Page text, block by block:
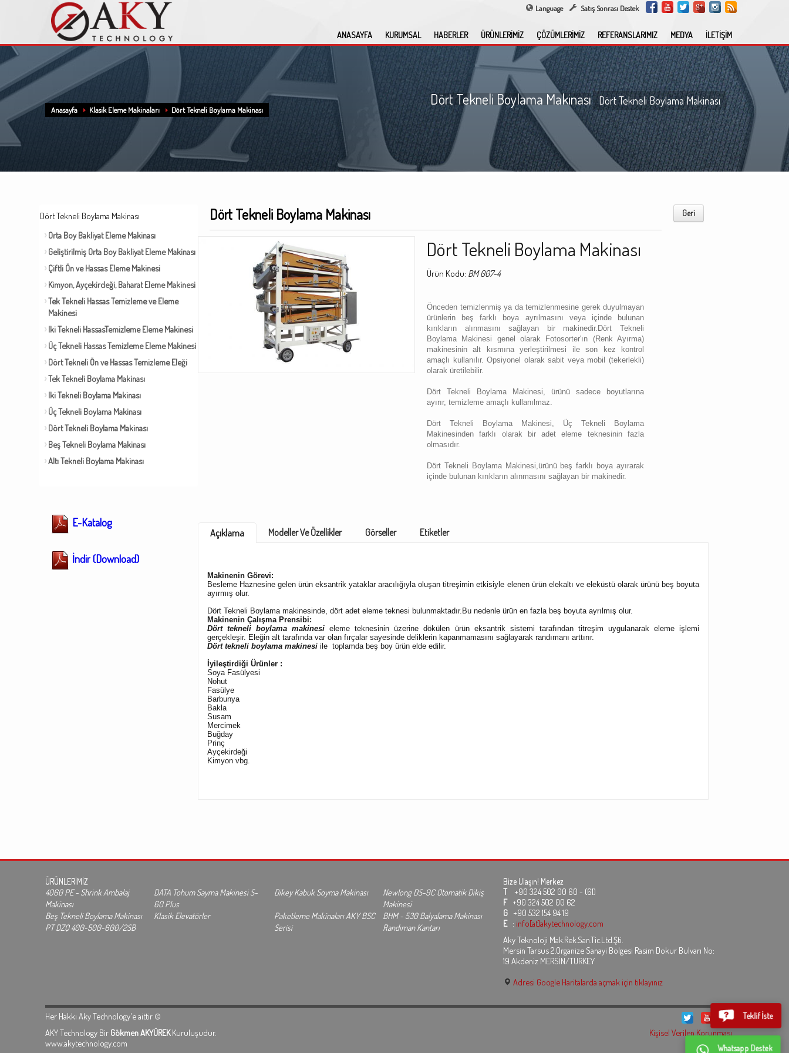
Language Satış Sonrası Destek
ANASAYFA KURUMSAL HABERLER ÜRÜNLERİMİZ ÇÖZÜMLERİMİZ REFERANSLARIMIZ MEDYA İLETİŞİM
Anasayfa Klasik Eleme Makinaları Dört Tekneli Boylama Makinası
Dört Tekneli Boylama Makinası Dört Tekneli Boylama Makinası
Dört Tekneli Boylama Makinası
Orta Boy Bakliyat Eleme Makinası
Geliştirilmiş Orta Boy Bakliyat Eleme Makinası
Çiftli Ön ve Hassas Eleme Makinesi
Kimyon, Ayçekirdeği, Baharat Eleme Makinesi
Tek Tekneli Hassas Temizleme ve Eleme
Makinesi
Iki Tekneli HassasTemizleme Eleme Makinesi
Üç Tekneli Hassas Temizleme Eleme Makinesi
Dört Tekneli Ön ve Hassas Temizleme Eleği
Tek Tekneli Boylama Makinası
Iki Tekneli Boylama Makinası
Üç Tekneli Boylama Makinası
Dört Tekneli Boylama Makinası
Beş Tekneli Boylama Makinası
Altı Tekneli Boylama Makinası
E-Katalog
İndir (Download)
Dört Tekneli Boylama Makinası Geri
Dört Tekneli Boylama Makinası
Ürün Kodu: BM 007-4
Önceden temizlenmiş ya da temizlenmesine gerek duyulmayan
ürünlerin beş farklı boya ayrılmasını veya içinde bulunan
kırıkların alınmasını sağlayan bir makinedir.Dört Tekneli
Boylama Makinesi genel olarak Fotosorter'ın (Renk Ayırma)
makinesinin alt kısmına yerleştirilmesi ile son kez kontrol
amaçlı kullanılır. Opsiyonel olarak sabit veya mobil (tekerlekli)
olarak üretilebilir.
Dört Tekneli Boylama Makinesi, ürünü sadece boyutlarına
ayırır, temizleme amaçlı kullanılmaz.
Dört Tekneli Boylama Makinesi, Üç Tekneli Boylama
Makinesinden farklı olarak bir adet eleme teknesinin fazla
olmasıdır.
Dört Tekneli Boylama Makinesi,ürünü beş farklı boya ayırarak
içinde bulunan kırıkların alınmasını sağlayan bir makinedir.
Açıklama Modeller Ve Özellikler Görseller Etiketler
Makinenin Görevi:
Besleme Haznesine gelen ürün eksantrik yataklar aracılığıyla oluşan titreşimin etkisiyle elenen ürün elekaltı ve eleküstü olarak ürünü beş boyuta
ayırmış olur.
Dört Tekneli Boylama makinesinde, dört adet eleme teknesi bulunmaktadır.Bu nedenle ürün en fazla beş boyuta ayrılmış olur.
Makinenin Çalışma Prensibi:
Dört tekneli boylama makinesieleme teknesinin üzerine dökülen ürün eksantrik sistemi tarafından titreşim uygulanarak eleme işlemi
gerçekleşir. Eleğin alt tarafında var olan fırçalar sayesinde deliklerin kapanmamasını sağlayarak randımanı arttırır.
Dört tekneli boylama makinesi ile toplamda beş boy ürün elde edilir.
İyileştirdiği Ürünler :
Soya Fasülyesi
Nohut
Fasülye
Barbunya
Bakl a
Susam
Mercimek
Buğday
Prinç
Ayçekirdeği
Kimyon vbg.
ÜRÜNLERİMİZ
4060 PE - Shrink Ambalaj
Makinası
DATA Tohum Sayma Makinesi S-
60 Plus
Beş Tekneli Boylama Makinası
Klasik Elevatörler
PT DZQ 400-500-600/2SB
Dikey Kabuk Soyma Makinası
Newlong DS-9C Otomatik Dikiş
Makinesi
Paketleme Makinaları AKY BSC
Serisi
BHM - 530 Balyalama Makinası
Randıman Kantarı
Bize Ulaşın! Merkez
T +90 324 502 00 60 - (61)
F +90 324 502 00 62
G +90 532 154 94 19
E : info[at]akytechnology.com
Aky Teknoloji Mak.Rek.San.Tic.Ltd.Şti.
Mersin Tarsus 2.Organize Sanayi Bölgesi Rasim Dokur Bulvarı No:
19 Akdeniz MERSİN/TURKEY
Adresi Google Haritalarda açmak için tıklayınız
Her Hakkı Aky Technology'e aittir ©
AKY Technology Bir Gökmen AKYÜREKKuruluşudur.
www.akytechnology.com
Kişisel Verilen Korunması
Whatsapp Destek
Teklif İste